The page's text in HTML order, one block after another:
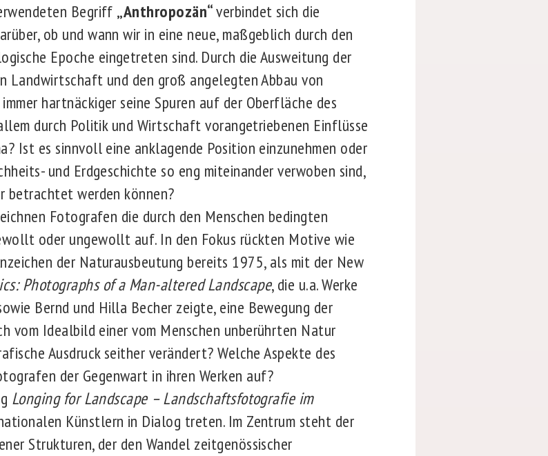
Begriff „Anthropozän“verbindet sich die
ob und wann wir in eine neue, maßgeblich durch den
Epoche eingetreten sind. Durch die Ausweitung der
Landwirtschaft und den groß angelegten Abbau von
hartnäckiger seine Spuren auf der Oberfläche des
durch Politik und Wirtschaft vorangetriebenen Einflüsse
Ist es sinnvoll eine anklagende Position einzunehmen oder
und Erdgeschichte so eng miteinander verwoben sind,
betrachtet werden können?
Fotografen die durch den Menschen bedingten
oder ungewollt auf. In den Fokus rückten Motive wie
der Naturausbeutung bereits 1975, als mit der New
Photographs of a Man-altered Landscape, die u.a. Werke
Bernd und Hilla Becher zeigte, eine Bewegung der
vom Idealbild einer vom Menschen unberührten Natur
Ausdruck seither verändert? Welche Aspekte des
der Gegenwart in ihren Werken auf?
Longing for Landscape – Landschaftsfotografie im
Künstlern in Dialog treten. Im Zentrum steht der
Strukturen, der den Wandel zeitgenössischer